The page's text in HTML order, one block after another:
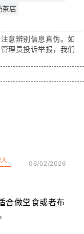
茶店
意辨别信息真伪。如
理员投诉举报，我们
06/02/2026
合做堂食或者布